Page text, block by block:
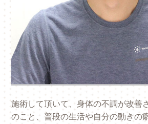
施術して頂いて、身体の不調が改善
のこと、普段の生活や自分の動きの